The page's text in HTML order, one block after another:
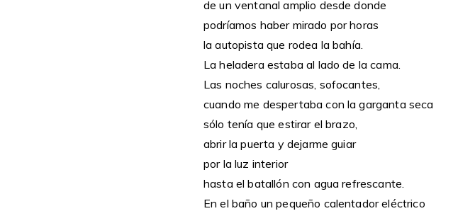
de un ventanal amplio desde donde
podríamos haber mirado por horas
la autopista que rodea la bahía.
La heladera estaba al lado de la cama.
Las noches calurosas, sofocantes,
cuando me despertaba con la garganta seca
sólo tenía que estirar el brazo,
abrir la puerta y dejarme guiar
por la luz interior
hasta el batallón con agua refrescante.
En el baño un pequeño calentador eléctrico